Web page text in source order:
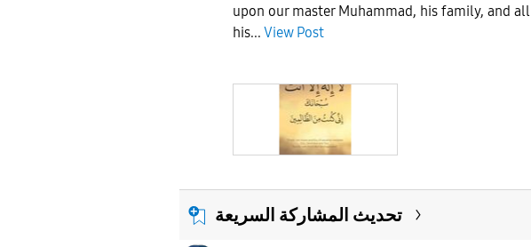
upon our master Muhammad, his family, and all
his... View Post
تحديث المشاركة السريعة